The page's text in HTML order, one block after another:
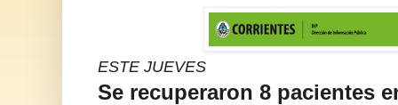
ESTE JUEVES
Se recuperaron 8 pacientes